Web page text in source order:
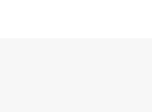
патрубки.
с антикоррозийным
увеличивает срок